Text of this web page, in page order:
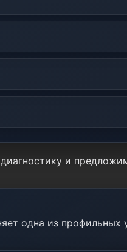
и
одна из профильных